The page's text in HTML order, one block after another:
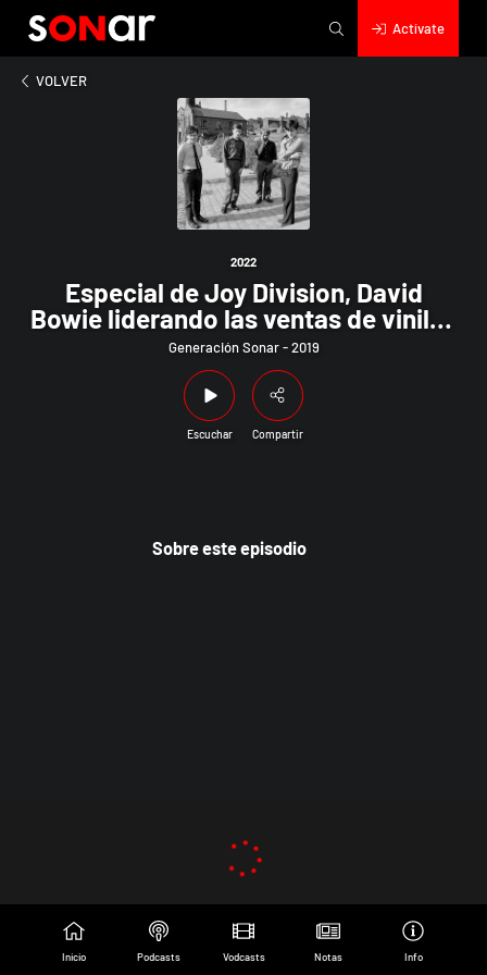
Actívate
VOLVER
2022
Especial de Joy Division, David
Bowie liderando las ventas de vinilos
y los artistas más pagados del año
Generación Sonar - 2019
Escuchar Compartir
2022
de Joy Division, David Bowie liderando las ventas de vinilos y
Sobre este episodio
Inicio Podcasts Vodcasts Notas Info